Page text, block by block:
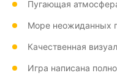
Пугающая
Море неожиданных
Качественная
Игра написана